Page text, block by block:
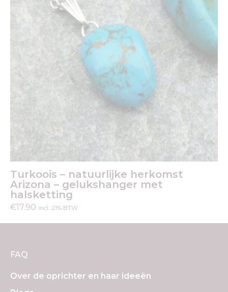
Turkoois – natuurlijke herkomst
Arizona – gelukshanger met
halsketting
€17.90 incl. 21% BTW
FAQ
Over de oprichter en haar ideeën